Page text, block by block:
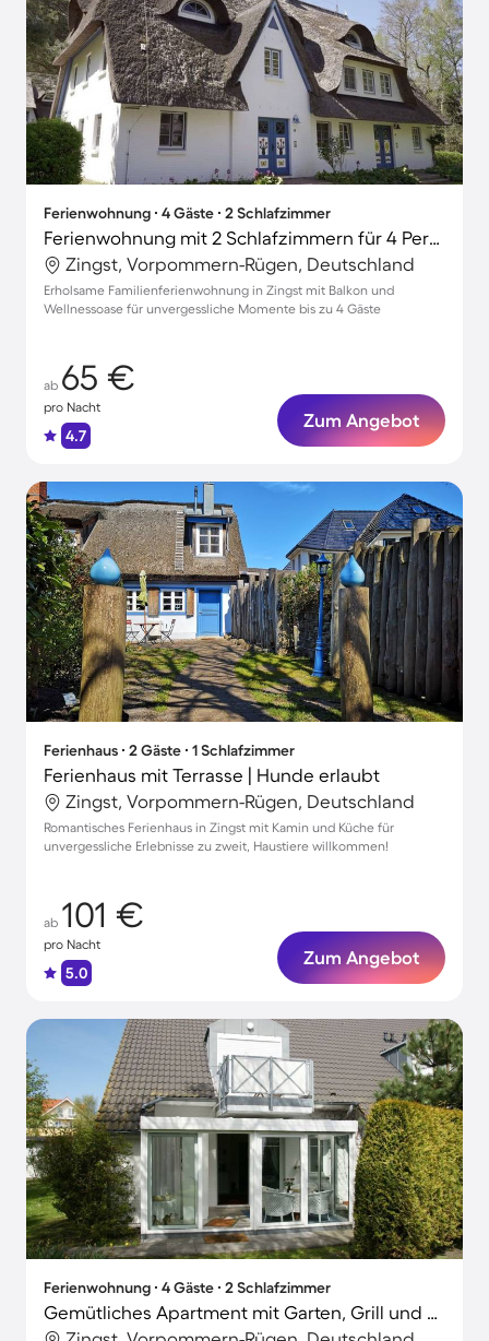
Ferienwohnung ∙ 4 Gäste ∙ 2 Schlafzimmer
Ferienwohnung mit 2 Schlafzimmern für 4 Personen
Zingst, Vorpommern-Rügen, Deutschland
Erholsame Familienferienwohnung in Zingst mit Balkon und
Wellnessoase für unvergessliche Momente bis zu 4 Gäste
ab 65 €
pro Nacht
4.7
Zum Angebot
Ferienhaus ∙ 2 Gäste ∙ 1 Schlafzimmer
Ferienhaus mit Terrasse | Hunde erlaubt
Zingst, Vorpommern-Rügen, Deutschland
Romantisches Ferienhaus in Zingst mit Kamin und Küche für
unvergessliche Erlebnisse zu zweit, Haustiere willkommen!
ab 101 €
pro Nacht
5.0
Zum Angebot
Ferienwohnung ∙ 4 Gäste ∙ 2 Schlafzimmer
Gemütliches Apartment mit Garten, Grill und Terrasse | Nah am Strand | Haustierfreundlich